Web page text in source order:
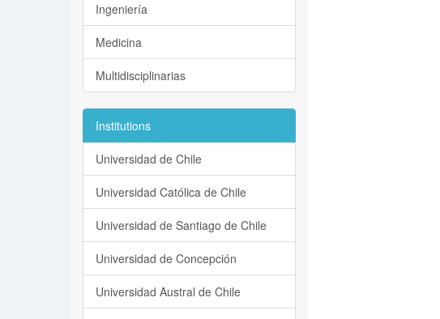
Ingeniería
Medicina
Multidisciplinarias
Institutions
Universidad de Chile
Universidad Católica de Chile
Universidad de Santiago de Chile
Universidad de Concepción
Universidad Austral de Chile